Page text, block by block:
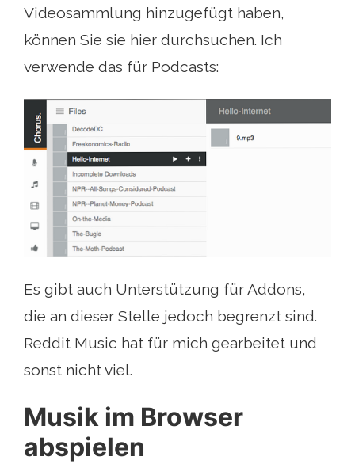
Videosammlung hinzugefügt haben,
können Sie sie hier durchsuchen. Ich
verwende das für Podcasts:
Es gibt auch Unterstützung für Addons,
die an dieser Stelle jedoch begrenzt sind.
Reddit Music hat für mich gearbeitet und
sonst nicht viel.
Musik im Browser
abspielen